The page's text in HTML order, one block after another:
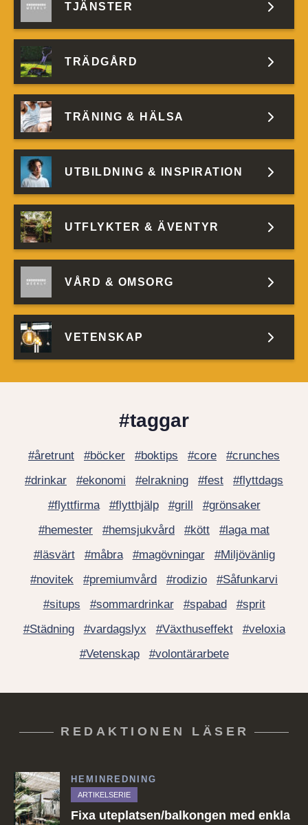
TJÄNSTER
TRÄDGÅRD
TRÄNING & HÄLSA
UTBILDNING & INSPIRATION
UTFLYKTER & ÄVENTYR
VÅRD & OMSORG
VETENSKAP
#taggar
#åretrunt #böcker #boktips #core
#crunches
#drinkar
#ekonomi #elrakning #fest
#flyttdags
#flyttfirma
#flytthjälp #grill
#grönsaker
#hemester
#hemsjukvård #kött
#laga mat
#läsvärt
#måbra #magövningar
#Miljövänlig
#novitek
#premiumvård #rodizio
#Såfunkarvi
#situps
#sommardrinkar #spabad
#sprit
#Städning
#vardagslyx #Växthuseffekt
#veloxia
#Vetenskap
#volontärarbete
REDAKTIONEN LÄSER
HEMINREDNING
ARTIKELSERIE
Fixa uteplatsen/balkongen med enkla